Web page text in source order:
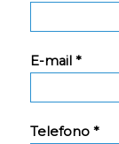
E-mail *
Telefono *